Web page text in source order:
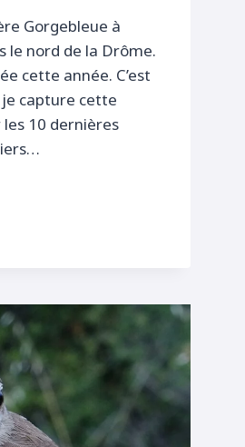
Gorgebleue à
le nord de la Drôme.
cette année. C’est
capture cette
les 10 dernières